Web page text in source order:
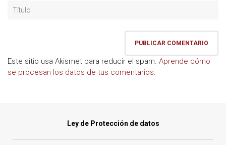
Este sitio usa Akismet para reducir el spam. Aprende cómo
se procesan los datos de tus comentarios.
Ley de Protección de datos